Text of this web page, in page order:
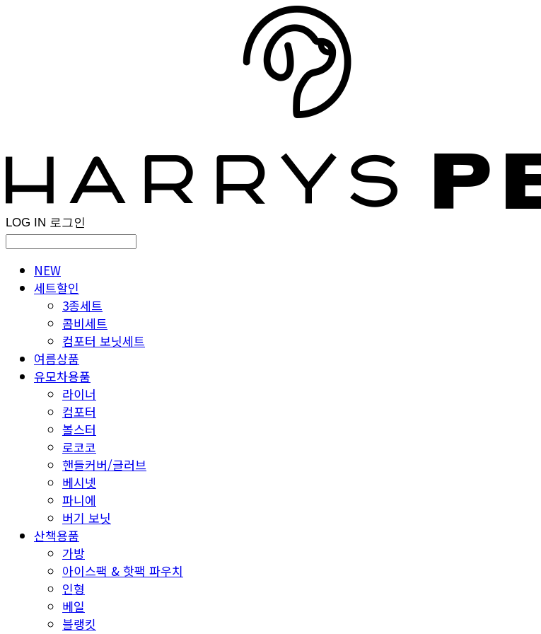
LOG IN 로그인
NEW
세트할인
3종세트
콤비세트
컴포터 보닛세트
여름상품
유모차용품
라이너
컴포터
볼스터
로코코
핸들커버/글러브
베시넷
파니에
버기 보닛
산책용품
가방
아이스팩 & 핫팩 파우치
인형
베일
블랭킷